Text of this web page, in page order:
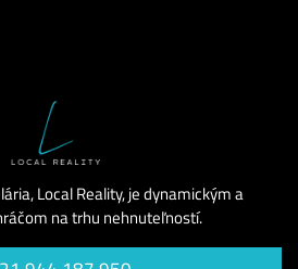
Local Reality, je dynamickým a
na trhu nehnuteľností.